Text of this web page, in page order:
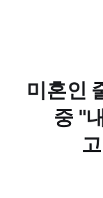
미혼인
중 "